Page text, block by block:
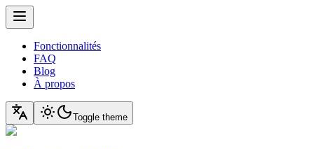
Fonctionnalités
FAQ
Blog
À propos
Toggle theme